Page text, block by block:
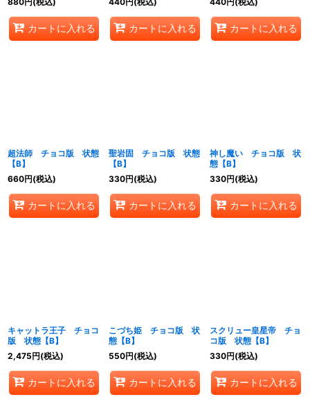
カートに入れる カートに入れる カートに入れる
超法師 チョコ版 状態
【B】
660円(税込)
カートに入れる
聖岩固 チョコ版 状態
【B】
330円(税込)
カートに入れる
神し魔い チョコ版 状
態【B】
330円(税込)
カートに入れる
キャットラ王子 チョコ
版 状態【B】
2,475円(税込)
カートに入れる
こづち姫 チョコ版 状
態【B】
550円(税込)
カートに入れる
スクリュー皇星帝 チョ
コ版 状態【B】
330円(税込)
カートに入れる